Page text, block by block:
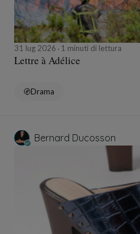
31 lug 2026 1 minuti di lettura
Lettre à Adélice
Drama
Bernard Ducosson